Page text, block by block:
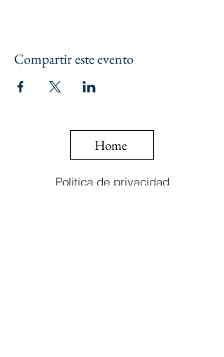
Compartir este evento
Home
Politica de privacidad